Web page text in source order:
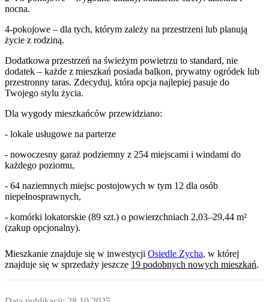
nocna.
4‑pokojowe – dla tych, którym zależy na przestrzeni lub planują
życie z rodziną.
Dodatkowa przestrzeń na świeżym powietrzu to standard, nie
dodatek – każde z mieszkań posiada balkon, prywatny ogródek lub
przestronny taras. Zdecyduj, która opcja najlepiej pasuje do
Twojego stylu życia.
Dla wygody mieszkańców przewidziano:
- lokale usługowe na parterze
- nowoczesny garaż podziemny z 254 miejscami i windami do
każdego poziomu,
- 64 naziemnych miejsc postojowych w tym 12 dla osób
niepełnosprawnych,
- komórki lokatorskie (89 szt.) o powierzchniach 2,03–29,44 m²
(zakup opcjonalny).
Mieszkanie znajduje się w inwestycji Osiedle Zycha, w której
znajduje się w sprzedaży jeszcze 19 podobnych nowych mieszkań.